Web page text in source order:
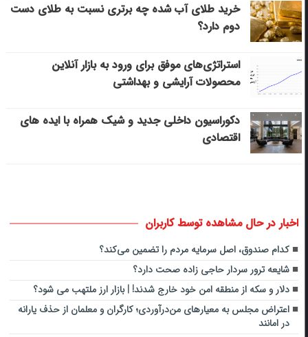
خرید طلای آب شده چه برتری نسبت به طلای دست
دوم دارد؟
استراتژی‌های موفق برای ورود به بازار آنلاین
محصولات آرایشی و بهداشتی
دکوراسیون داخلی جدید و شیک همراه با ایده های
اقتصادی
اخبار در حال مشاهده توسط کاربران
کدام صندوق، اصل سرمایه مردم را تضمین می‌کند؟
شایعه ترور سردار حاجی زاده صحت دارد؟
دلار و سکه از منطقه امن خود خارج شدند! | بازار ارز ملتهب می شود؟
اعتراض مجلس به معیارهای من‌درآوردی؛ کارگران و معلمان از حذف یارانه
در امانند